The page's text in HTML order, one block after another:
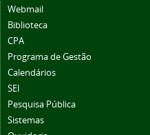
Webmail
Biblioteca
CPA
Programa de Gestão
Calendários
SEI
Pesquisa Pública
Sistemas